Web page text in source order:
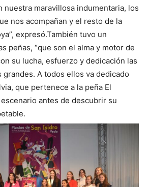
nuestra maravillosa indumentaria, los
nos acompañan y el resto de la
expresó.También tuvo un
peñas, “que son el alma y motor de
su lucha, esfuerzo y dedicación las
grandes. A todos ellos va dedicado
que pertenece a la peña El
antes de descubrir su